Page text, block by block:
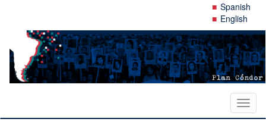
contenido
principal
Spanish
English